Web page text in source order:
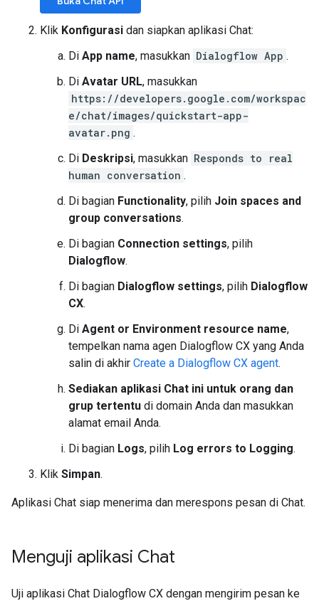
Klik Konfigurasi dan siapkan aplikasi Chat:
Di App name, masukkan Dialogflow App .
Di Avatar URL, masukkan
https://developers.google.com/workspac
e/chat/images/quickstart-app-
avatar.png .
Di Deskripsi, masukkan Responds to real
human conversation .
Di bagian Functionality, pilih Join spaces and
group conversations.
Di bagian Connection settings, pilih
Dialogflow.
Di bagian Dialogflow settings, pilih Dialogflow
CX.
Di Agent or Environment resource name,
tempelkan nama agen Dialogflow CX yang Anda
salin di akhir Create a Dialogflow CX agent.
Sediakan aplikasi Chat ini untuk orang dan
grup tertentu di domain Anda dan masukkan
alamat email Anda.
Di bagian Logs, pilih Log errors to Logging.
Klik Simpan.
Aplikasi Chat siap menerima dan merespons pesan di Chat.
Menguji aplikasi Chat
Uji aplikasi Chat Dialogflow CX dengan mengirim pesan ke